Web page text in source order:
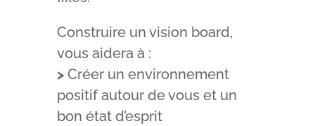
Construire un vision board,
vous aidera à :
>Créer un environnement
positif autour de vous et un
bon état d’esprit